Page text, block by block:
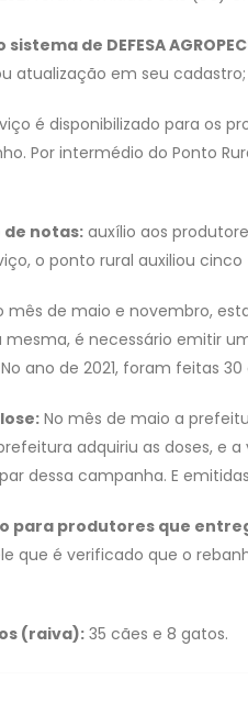
de DEFESA
atualização em seu
é disponibilizado para os
Por intermédio do Ponto
notas: auxílio aos
o ponto rural auxiliou
mês de maio e novembro,
mesma, é necessário emitir
ano de 2021, foram feitas
No mês de maio a
adquiriu as doses, e
dessa campanha. E
para produtores que
que é verificado que o
(raiva):35 cães e 8 gatos.